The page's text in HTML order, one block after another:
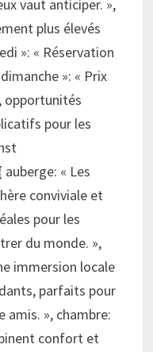
vaut anticiper. »,
plus élevés
»: « Réservation
»: « Prix
opportunités
pour les
« Les
conviviale et
pour les
du monde. »,
immersion locale
parfaits pour
amis. », chambre:
confort et